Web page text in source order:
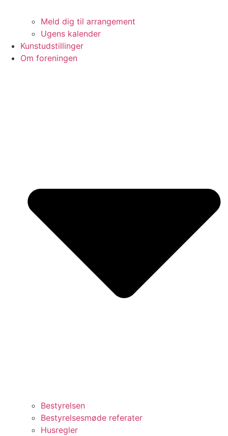
Meld dig til arrangement
Ugens kalender
Kunstudstillinger
Om foreningen
Bestyrelsen
Bestyrelsesmøde referater
Husregler